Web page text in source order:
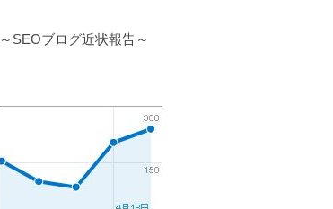
～SEOブログ近状報告～